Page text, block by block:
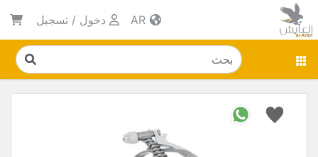
دخول / تسجيل